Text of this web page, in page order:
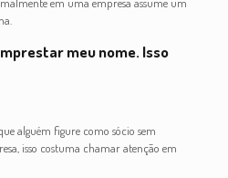
meu nome. Isso
alguém figure como sócio sem
isso costuma chamar atenção em